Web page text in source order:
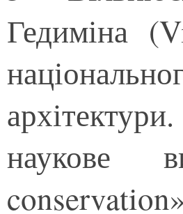
Гедиміна
наукове